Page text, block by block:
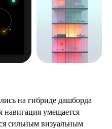
на гибриде дашборда
навигация умещается
сильным визуальным